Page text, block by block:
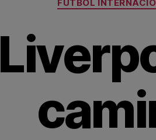
FÚTBOL